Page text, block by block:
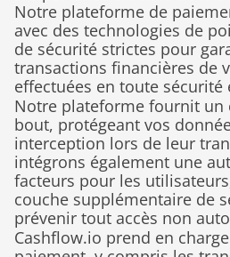
Notre plateforme de
avec des technologies de
de sécurité strictes pour
transactions financières de
effectuées en toute sécurité
Notre plateforme fournit un
bout, protégeant vos
interception lors de leur
intégrons également une
facteurs pour les
couche supplémentaire de
prévenir tout accès non
Cashflow.io prend en